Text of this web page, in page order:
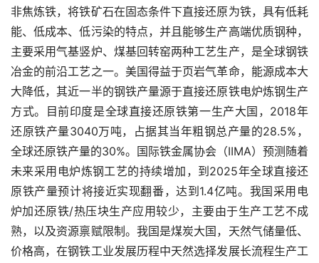
非焦炼铁，将铁矿石在固态条件下直接还原为铁，具有低耗
能、低成本、低污染的特点，并且能够生产高端优质钢种，
主要采用气基竖炉、煤基回转窑两种工艺生产，是全球钢铁
冶金的前沿工艺之一。美国得益于页岩气革命，能源成本大
大降低，其近一半的钢铁产量源于直接还原铁电炉炼钢生产
方式。目前印度是全球直接还原铁第一生产大国，2018年
还原铁产量3040万吨，占据其当年粗钢总产量的28.5%，
全球还原铁产量的30%。国际铁金属协会（IIMA）预测随着
未来采用电炉炼钢工艺的持续增加，到2025年全球直接还
原铁产量预计将接近实现翻番，达到1.4亿吨。我国采用电
炉加还原铁/热压块生产应用较少，主要由于生产工艺不成
熟，以及资源禀赋限制。我国是煤炭大国，天然气储量低、
价格高，在钢铁工业发展历程中天然选择发展长流程生产工